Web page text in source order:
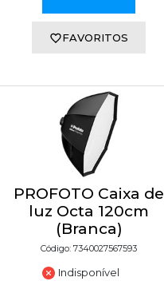
FAVORITOS
PROFOTO Caixa de
luz Octa 120cm
(Branca)
Código: 7340027567593
Indisponível